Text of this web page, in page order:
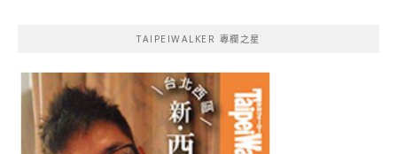
TAIPEIWALKER 專欄之星